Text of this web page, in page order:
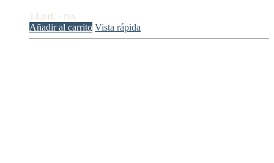
14,94€ + IVA
Añadir al carrito Vista rápida